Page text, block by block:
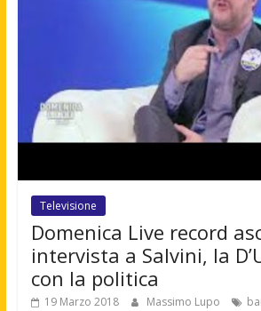
Televisione
Domenica Live record
intervista a Salvini, la
con la politica
19 Marzo 2018 Massimo Lupo